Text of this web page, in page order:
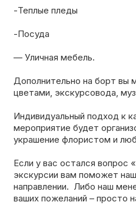
-Теплые пледы
-Посуда
— Уличная мебель.
Дополнительно на борт вы
цветами, экскурсовода,
Индивидуальный подход к
мероприятие будет
украшение флористом и
Если у вас остался вопрос
экскурсии вам поможет
направлении. Либо наш
ваших пожеланий – просто